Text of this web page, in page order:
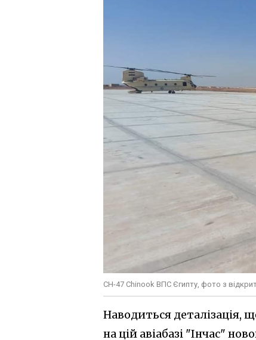
CH-47 Chinook ВПС Єгипту, фото з
Наводиться деталізація,
на цій авіабазі "Інчас"